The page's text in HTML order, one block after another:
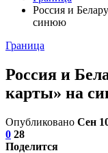
Россия и
синюю
Граница
Россия и
карты» на
Опубликовано Сен
0 28
Поделится